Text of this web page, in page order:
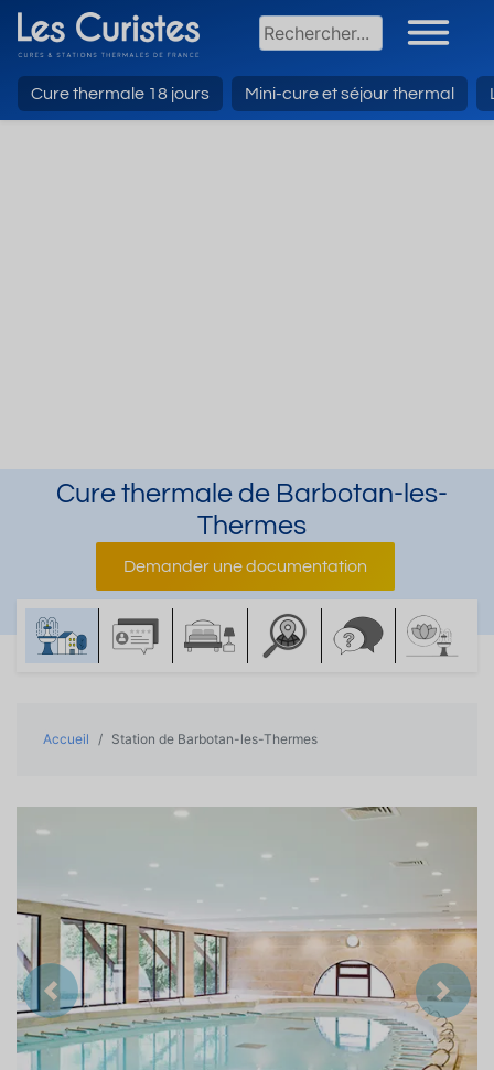
Cure thermale 18 jours Mini-cure et séjour thermal
Cure thermale de Barbotan-les-
Thermes
Demander une documentation
Accueil Station de Barbotan-les-Thermes
Précedent